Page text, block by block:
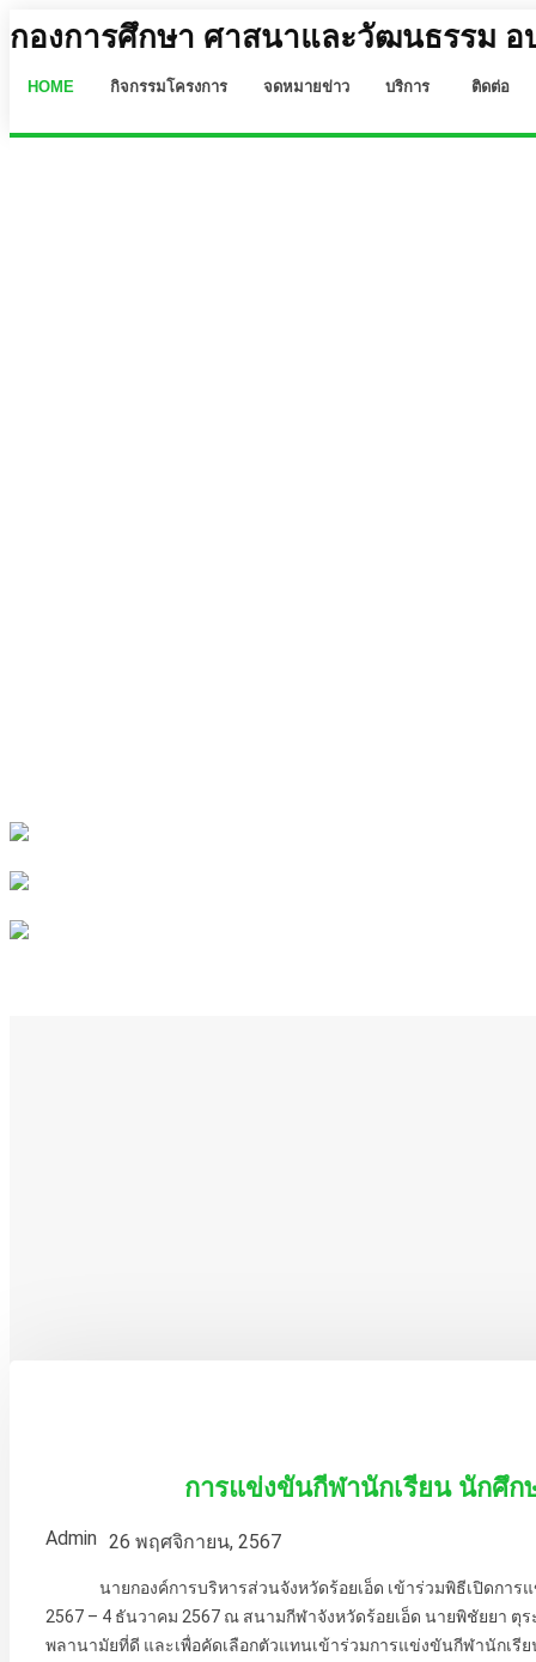
กองการศึกษา ศาสนาและวัฒนธรรม อ
HOME กิจกรรมโครงการ จดหมายข่าว บริการ ติดต่อ
การแข่งขันกีฬานักเรียน นักศึก
Admin 26 พฤศจิกายน, 2567
นายกองค์การบริหารส่วนจังหวัดร้อยเอ็ด เข้าร่วมพิธีเปิดการแข่
2567 – 4 ธันวาคม 2567 ณ สนามกีฬาจังหวัดร้อยเอ็ด นายพิชัยยา ตุ
พลานามัยที่ดี และเพื่อคัดเลือกตัวแทนเข้าร่วมการแข่งขันกีฬานักเรี